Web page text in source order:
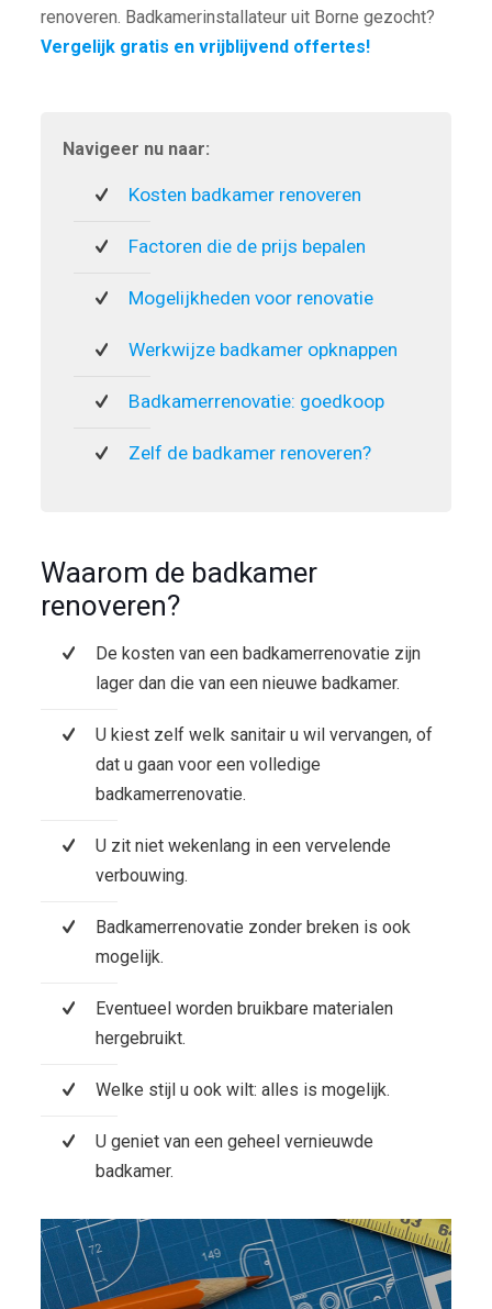
renoveren. Badkamerinstallateur uit Borne gezocht?
Vergelijk gratis en vrijblijvend offertes!
Navigeer nu naar:
Kosten badkamer renoveren
Factoren die de prijs bepalen
Mogelijkheden voor renovatie
Werkwijze badkamer opknappen
Badkamerrenovatie: goedkoop
Zelf de badkamer renoveren?
Waarom de badkamer
renoveren?
De kosten van een badkamerrenovatie zijn
lager dan die van een nieuwe badkamer.
U kiest zelf welk sanitair u wil vervangen, of
dat u gaan voor een volledige
badkamerrenovatie.
U zit niet wekenlang in een vervelende
verbouwing.
Badkamerrenovatie zonder breken is ook
mogelijk.
Eventueel worden bruikbare materialen
hergebruikt.
Welke stijl u ook wilt: alles is mogelijk.
U geniet van een geheel vernieuwde
badkamer.